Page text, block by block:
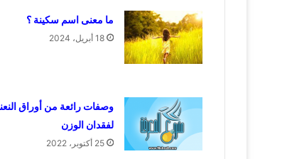
ما معنى اسم سكينة ؟
18 أبريل، 2024
وصفات رائعة من أوراق
لفقدان الوزن
25 أكتوبر، 2022